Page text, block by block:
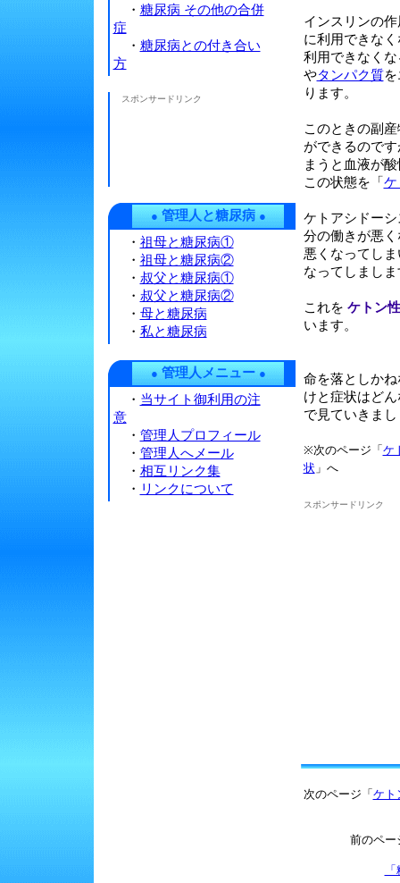
インスリンの
に利用できな
利用できなく
やタンパク質を
ります。
このときの副
ができるので
まうと血液が
この状態を「 ケ
ケトアシドー
分の働きが悪
悪くなってし
なってしましま
これを ケトン
います。
命を落としか
けと症状はど
で見ていきま
※次のページ「 ケ
状 」へ
スポンサードリンク
次のページ「 ケト
前のペー
・ 糖尿病 その他の合併
症
・ 糖尿病との付き合い
方
スポンサードリンク
●管理人と糖尿病●
・ 祖母と糖尿病①
・ 祖母と糖尿病②
・ 叔父と糖尿病①
・ 叔父と糖尿病②
・ 母と糖尿病
・ 私と糖尿病
●管理人メニュー●
・ 当サイト御利用の注
意
・ 管理人プロフィール
・ 管理人へメール
・ 相互リンク集
・ リンクについて